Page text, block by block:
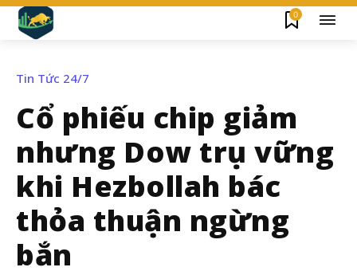
0
Tin Tức 24/7
Cổ phiếu chip giảm
nhưng Dow trụ vững
khi Hezbollah bác
thỏa thuận ngừng
bắn